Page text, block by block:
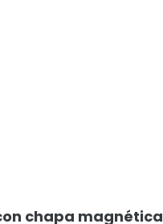
chapa magnética